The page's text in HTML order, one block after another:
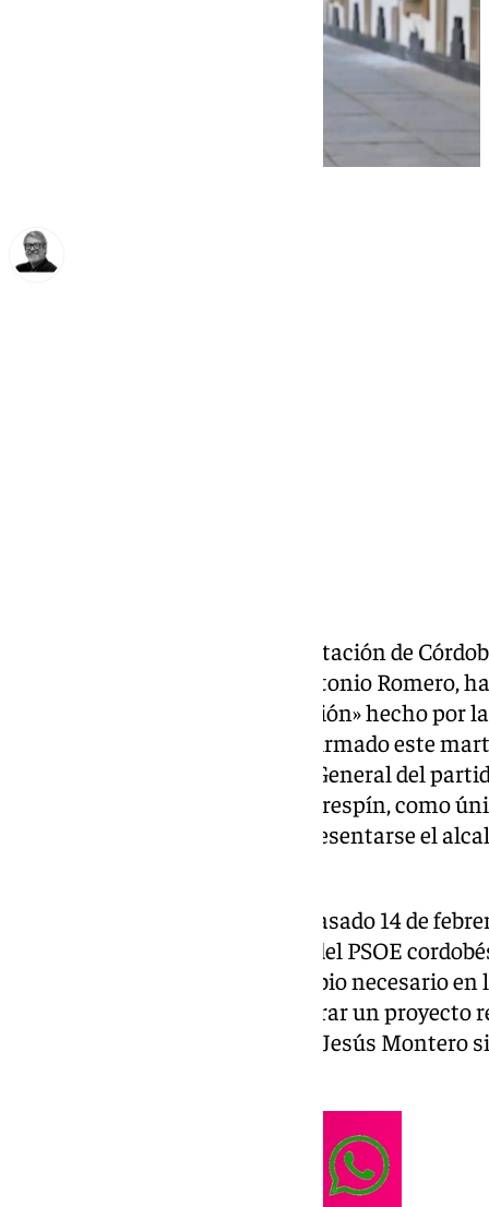
en la Diputación de
partido en la provincia, José Antonio Romero,
unidad y el esfuerzo de integración» hecho por
María Jesús Montero, y ha confirmado este
precandidatura a la Secretaría General del
actual secretaria general, Rafi Crespín, como
haber renunciado también a presentarse el
En cuanto a Romero, quien el pasado 14 de
aspirar a la Secretaría General del PSOE
alternativa que impulse el cambio necesario
martes que su objetivo era «liderar un
sumar a la iniciativa que María Jesús Montero